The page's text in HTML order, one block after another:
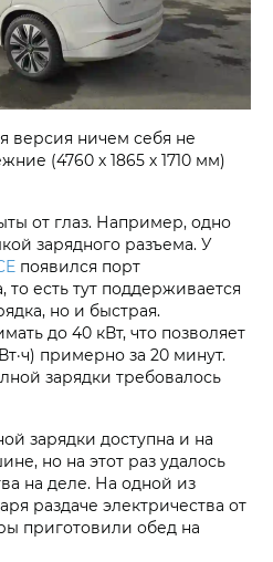
версия ничем себя не
(4760 х 1865 х 1710 мм)
от глаз. Например, одно
зарядного разъема. У
появился порт
то есть тут поддерживается
но и быстрая.
до 40 кВт, что позволяет
примерно за 20 минут.
зарядки требовалось
зарядки доступна и на
но на этот раз удалось
на деле. На одной из
раздаче электричества от
приготовили обед на